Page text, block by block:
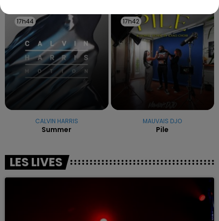
17h44
17h44
CALVIN HARRIS
Summer
17h42
17h42
MAUVAIS DJO
Pile
LES LIVES